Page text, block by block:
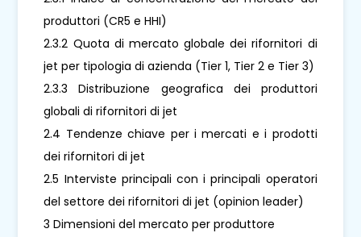
produttori (CR5 e HHI)
2.3.2 Quota di mercato globale dei rifornitori di
jet per tipologia di azienda (Tier 1, Tier 2 e Tier 3)
2.3.3 Distribuzione geografica dei produttori
globali di rifornitori di jet
2.4 Tendenze chiave per i mercati e i prodotti
dei rifornitori di jet
2.5 Interviste principali con i principali operatori
del settore dei rifornitori di jet (opinion leader)
3 Dimensioni del mercato per produttore